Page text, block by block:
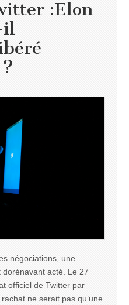
:Elon
il
négociations, une
dorénavant acté. Le 27
officiel de Twitter par
ne serait pas qu’une